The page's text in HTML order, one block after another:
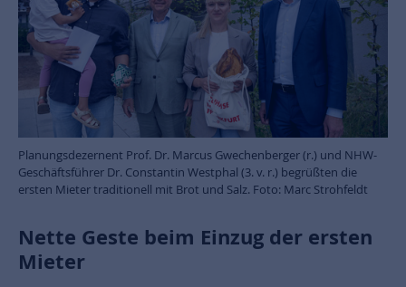
Planungsdezernent Prof. Dr. Marcus Gwechenberger (r.) und NHW-
Geschäftsführer Dr. Constantin Westphal (3. v. r.) begrüßten die
ersten Mieter traditionell mit Brot und Salz. Foto: Marc Strohfeldt
Nette Geste beim Einzug der ersten
Mieter